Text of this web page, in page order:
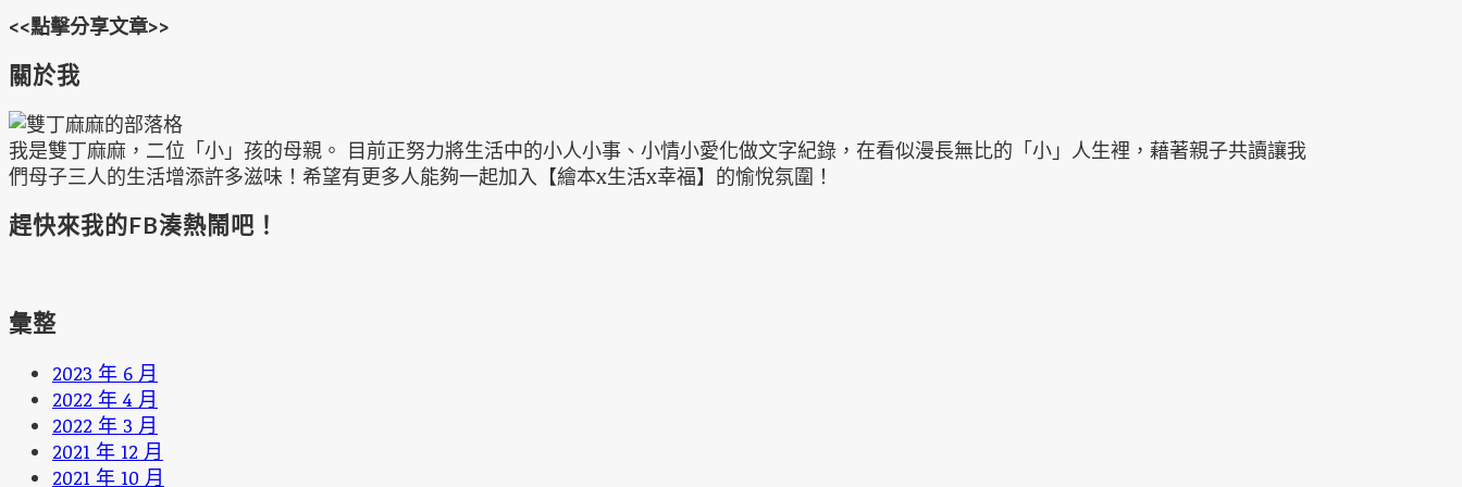
<<點擊分享文章>>
關於我
我是雙丁麻麻，二位「小」孩的母親。 目前正努力將生活中的小人小事、小情小愛化做文字紀錄，在看似漫長無比的「小」人生裡，藉著親子共讀讓我
們母子三人的生活增添許多滋味！希望有更多人能夠一起加入【繪本x生活x幸福】的愉悅氛圍！
趕快來我的FB湊熱鬧吧！
彙整
2023 年 6 月
2022 年 4 月
2022 年 3 月
2021 年 12 月
2021 年 10 月